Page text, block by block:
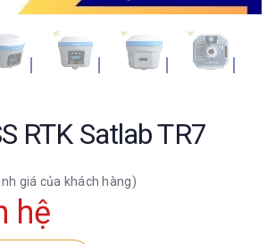
RTK Satlab TR7
giá của khách hàng)
hệ